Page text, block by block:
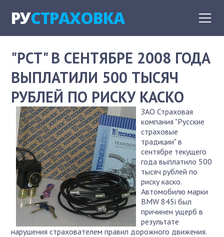
РУСТРАХОВКА
"РСТ" В СЕНТЯБРЕ 2008 ГОДА
ВЫПЛАТИЛИ 500 ТЫСЯЧ
РУБЛЕЙ ПО РИСКУ КАСКО
ЗАО Страховая
компания "Русские
страховые
традиции" в
сентябре текущего
года выплатило 500
тысяч рублей по
риску каско.
Автомобилю марки
BMW 845i был
причинен ущерб в
результате
нарушения страхователем правил дорожного движения.